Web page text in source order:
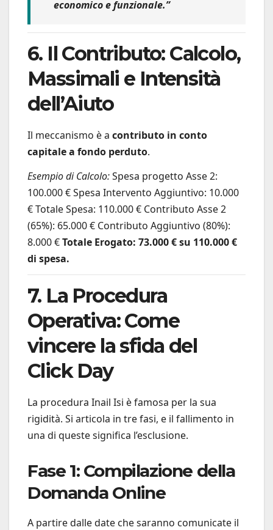
economico e funzionale.”
6. Il Contributo: Calcolo,
Massimali e Intensità
dell’Aiuto
Il meccanismo è a contributo in conto
capitale a fondo perduto.
Esempio di Calcolo:Spesa progetto Asse 2:
100.000 € Spesa Intervento Aggiuntivo: 10.000
€ Totale Spesa: 110.000 € Contributo Asse 2
(65%): 65.000 € Contributo Aggiuntivo (80%):
8.000 €Totale Erogato: 73.000 € su 110.000 €
di spesa.
7. La Procedura
Operativa: Come
vincere la sfida del
Click Day
La procedura Inail Isi è famosa per la sua
rigidità. Si articola in tre fasi, e il fallimento in
una di queste significa l’esclusione.
Fase 1: Compilazione della
Domanda Online
A partire dalle date che saranno comunicate il